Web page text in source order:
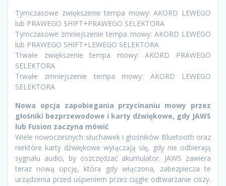
Tymczasowe zwiększenie tempa mowy: AKORD LEWEGO
lub PRAWEGO SHIFT+PRAWEGO SELEKTORA
Tymczasowe zmniejszenie tempa mowy: AKORD LEWEGO
lub PRAWEGO SHIFT+LEWEGO SELEKTORA
Trwałe zwiększenie tempa mowy: AKORD PRAWEGO
SELEKTORA
Trwałe zmniejszenie tempa mowy: AKORD LEWEGO
SELEKTORA
Nowa opcja zapobiegania przycinaniu mowy przez
głośniki bezprzewodowe i karty dźwiękowe, gdy JAWS
lub Fusion zaczyna mówić
Wiele nowoczesnych słuchawek i głośników Bluetooth oraz
niektóre karty dźwiękowe wyłączają się, gdy nie odbierają
sygnału audio, by oszczędzać akumulator. JAWS zawiera
teraz nową opcję, która gdy włączona, zabezpiecza te
urządzenia przed uśpieniem przez ciągłe odtwarzanie ciszy.